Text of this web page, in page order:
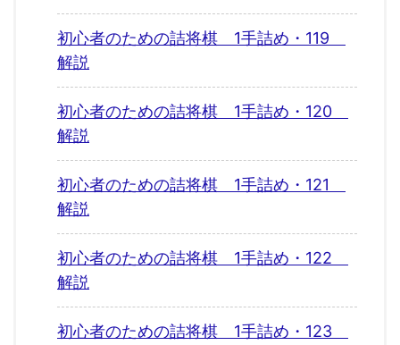
初心者のための詰将棋 1手詰め・119
解説
初心者のための詰将棋 1手詰め・120
解説
初心者のための詰将棋 1手詰め・121
解説
初心者のための詰将棋 1手詰め・122
解説
初心者のための詰将棋 1手詰め・123